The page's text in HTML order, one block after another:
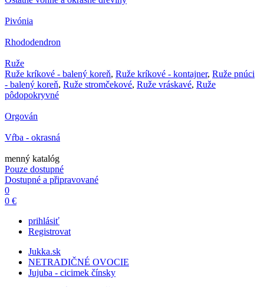
Pivónia
Rhododendron
Ruže
Ruže kríkové - balený koreň, Ruže kríkové - kontajner, Ruže pnúci
- balený koreň, Ruže stromčekové, Ruže vráskavé, Ruže
pôdopokryvné
Orgován
Vŕba - okrasná
menný katalóg
Pouze dostupné
Dostupné a připravované
0
0 €
prihlásiť
Registrovat
Jukka.sk
NETRADIČNÉ OVOCIE
Jujuba - cicimek čínsky